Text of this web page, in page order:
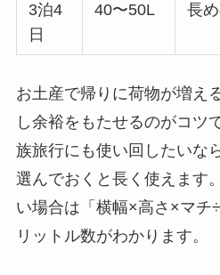
3泊4
日
40〜50L 長
お土産で帰りに荷物が増え
し余裕をもたせるのがコツ
族旅行にも使い回したいな
選んでおくと長く使えます
い場合は「横幅×高さ×マチ
リットル数がわかります。